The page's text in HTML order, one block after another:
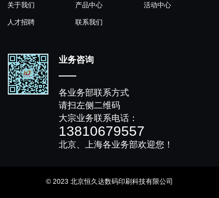
关于我们 产品中心 活动中心
人才招聘 联系我们
业务咨询
各业务部联系方式
请扫左侧二维码
大宗业务联系电话：
13810679557
北京、上海各业务部欢迎您！
© 2023 北京恒久达数码印刷科技有限公司